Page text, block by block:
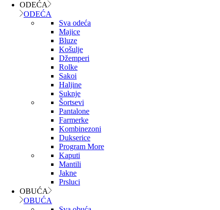
ODEĆA
ODEĆA
Sva odeća
Majice
Bluze
Košulje
Džemperi
Rolke
Sakoi
Haljine
Suknje
Šortsevi
Pantalone
Farmerke
Kombinezoni
Dukserice
Program More
Kaputi
Mantili
Jakne
Prsluci
OBUĆA
OBUĆA